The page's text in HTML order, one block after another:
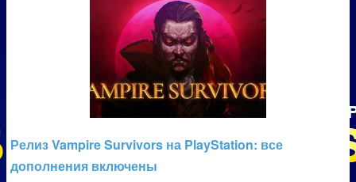
Релиз Vampire Survivors на PlayStation: все
дополнения включены